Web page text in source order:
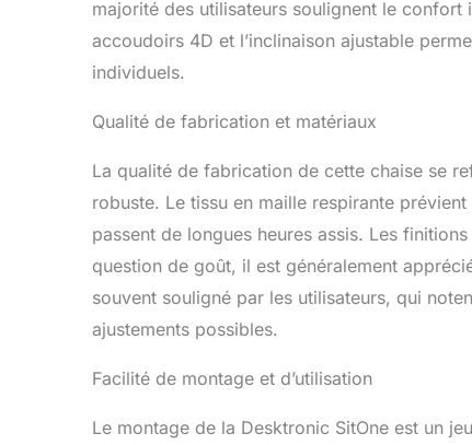
majorité des utilisateurs soulignent le confort
accoudoirs 4D et l’inclinaison ajustable
individuels.
Qualité de fabrication et matériaux
La qualité de fabrication de cette chaise se
robuste. Le tissu en maille respirante
passent de longues heures assis. Les
question de goût, il est généralement
souvent souligné par les utilisateurs, qui
ajustements possibles.
Facilité de montage et d’utilisation
Le montage de la Desktronic SitOne est un